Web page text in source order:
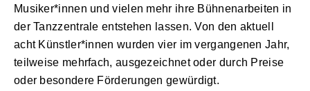
Musiker*innen und vielen mehr ihre Bühnenarbeiten in
der Tanzzentrale entstehen lassen. Von den aktuell
acht Künstler*innen wurden vier im vergangenen Jahr,
teilweise mehrfach, ausgezeichnet oder durch Preise
oder besondere Förderungen gewürdigt.